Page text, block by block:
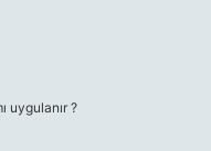
uygulanır ?